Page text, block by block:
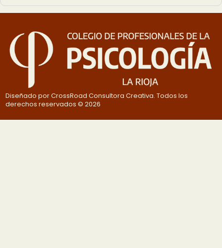
Diseñado por CrossRoad Consultora Creativa. Todos los
derechos reservados © 2026